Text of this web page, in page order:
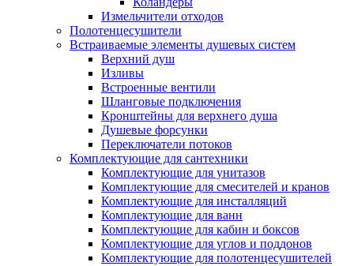
Измельчители отходов
Полотенцесушители
Встраиваемые элементы душевых систем
Верхний душ
Изливы
Встроенные вентили
Шланговые подключения
Кронштейны для верхнего душа
Душевые форсунки
Переключатели потоков
Комплектующие для сантехники
Комплектующие для унитазов
Комплектующие для смесителей и кранов
Комплектующие для инсталляций
Комплектующие для ванн
Комплектующие для кабин и боксов
Комплектующие для углов и поддонов
Комплектующие для полотенцесушителей